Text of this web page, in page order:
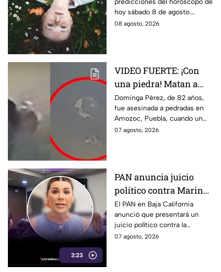
¡Cierre de ciclo!
predicciones del horóscopo de
hoy sábado 8 de agosto.
Descubre qué signos vivirán
08 agosto, 2026
VIDEO FUERTE: ¡Con
una piedra! Matan a
vendedora de cemitas
de 82 años mientras iba
a su casa
Dominga Pérez, de 82 años,
fue asesinada a pedradas en
Amozoc, Puebla, cuando un
sujeto le robó los 90 pesos
07 agosto, 2026
3:23
PAN anuncia juicio
político contra Marina
del Pilar y la fiscal de
Baja California
El PAN en Baja California
anunció que presentará un
juicio político contra la
gobernadora y la fiscal del
07 agosto, 2026